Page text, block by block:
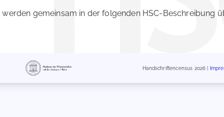
werden gemeinsam in der folgenden HSC-Beschreibung
Handschriftencensus 2026 |